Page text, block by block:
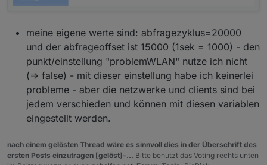
meine eigene werte sind: abfragezyklus=20000
und der abfrageoffset ist 15000 (1sek = 1000) - den
punkt/einstellung "problemWLAN" nutze ich nicht
(=> false) - mit dieser einstellung habe ich keinerlei
probleme - aber die netzwerke und clients sind bei
jedem verschieden und können mit diesen variablen
eingestellt werden.
nach einem gelösten Thread wäre es sinnvoll dies in der Überschrift des
ersten Posts einzutragen [gelöst]-... Bitte benutzt das Voting rechts unten